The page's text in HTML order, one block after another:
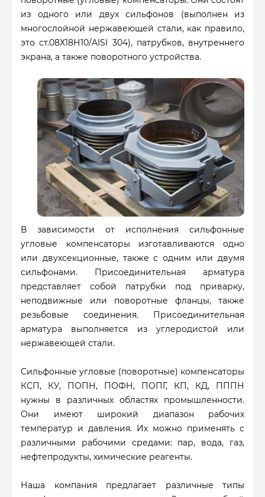
из одного или двух сильфонов (выполнен из
многослойной нержавеющей стали, как правило,
это ст.08Х18Н10/AISI 304), патрубков, внутреннего
экрана, а также поворотного устройства.
В зависимости от исполнения сильфонные
угловые компенсаторы изготавливаются одно
или двухсекционные, также с одним или двумя
сильфонами. Присоединительная арматура
представляет собой патрубки под приварку,
неподвижные или поворотные фланцы, также
резьбовые соединения. Присоединительная
арматура выполняется из углеродистой или
нержавеющей стали.
Сильфонные угловые (поворотные) компенсаторы
КСП, КУ, ПОПН, ПОФН, ПОПГ, КП, КД, ПППН
нужны в различных областях промышленности.
Они имеют широкий диапазон рабочих
температур и давления. Их можно применять с
различными рабочими средами: пар, вода, газ,
нефтепродукты, химические реагенты.
Наша компания предлагает различные типы